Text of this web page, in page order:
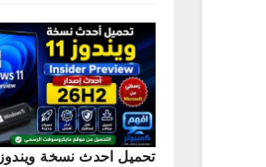
تحميل احدث نسخة ويندوز